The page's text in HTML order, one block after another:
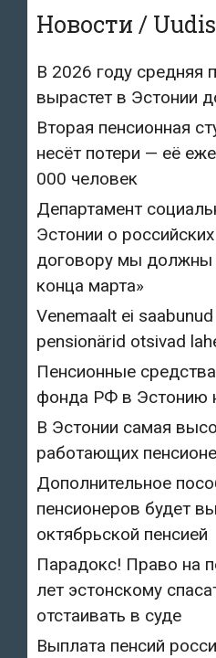
Новости /
В 2026 году средняя
вырастет в Эстонии
Вторая пенсионная
несёт потери — её
000 человек
Департамент
Эстонии о
договору мы должны
конца марта»
Venemaalt ei
pensionärid otsivad
Пенсионные
фонда РФ в Эстонию
В Эстонии самая
работающих
Дополнительное
пенсионеров будет
октябрьской пенсией
Парадокс! Право на
лет эстонскому
отстаивать в суде
Выплата пенсий